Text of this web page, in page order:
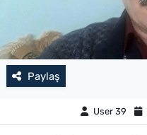
Paylaş
User 39